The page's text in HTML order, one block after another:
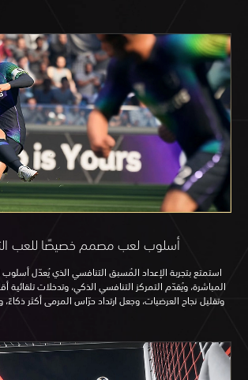
لعب مصمم خصيصًا للعب التنافسي
المُسبق التنافسي الذي يُعدّل أسلوب اللعب في المواجهات
التنافسي الذكي، وتدخلات تلقائية أقل، وزيادة سرعة التمرير،
وجعل ارتداد حرّاس المرمى أكثر ذكاءً، والمزيد من التحسينات.